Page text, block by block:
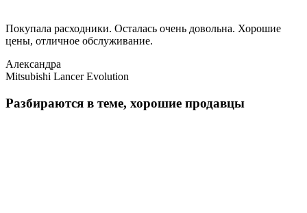
Покупала расходники. Осталась очень довольна. Хорошие
цены, отличное обслуживание.
Александра
Mitsubishi Lancer Evolution
Разбираются в теме, хорошие продавцы